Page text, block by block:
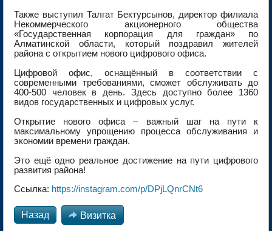
Также выступил Талгат Бектурсынов, директор филиала
Некоммерческого акционерного общества
«Государственная корпорация для граждан» по
Алматинской области, который поздравил жителей
района с открытием нового цифрового офиса.
Цифровой офис, оснащённый в соответствии с
современными требованиями, сможет обслуживать до
400-500 человек в день. Здесь доступно более 1360
видов государственных и цифровых услуг.
Открытие нового офиса – важный шаг на пути к
максимальному упрощению процесса обслуживания и
экономии времени граждан.
Это ещё одно реальное достижение на пути цифрового
развития района!
Ссылка: https://instagram.com/p/DPjLQnrCNt6
Назад  Визитка